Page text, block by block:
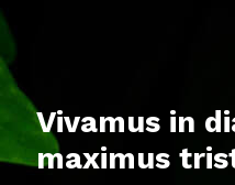
Vivamus in
maximus